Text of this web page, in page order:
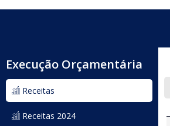
Execução Orçamentária
Receitas
Receitas 2024